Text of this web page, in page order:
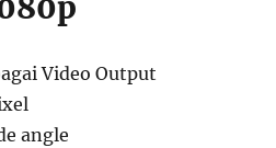
Video Output
angle